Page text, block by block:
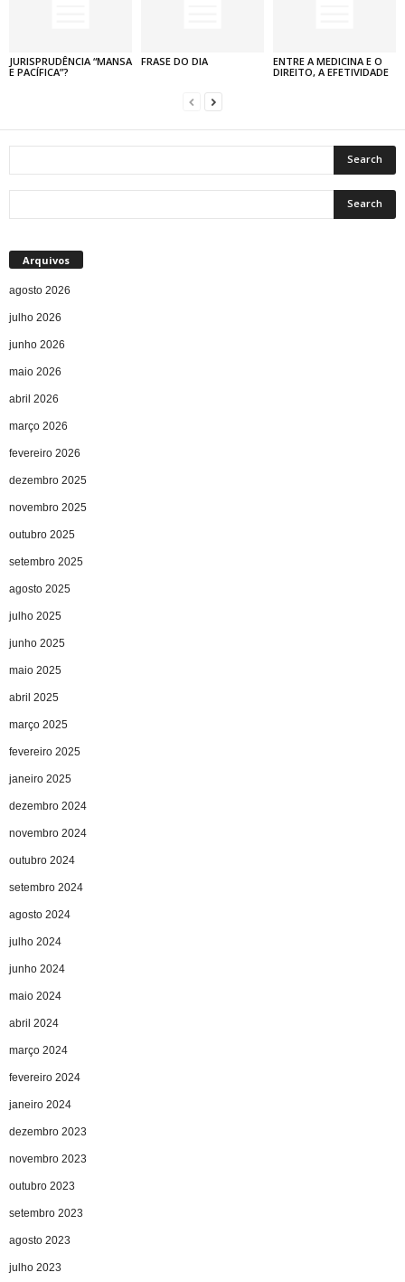
JURISPRUDÊNCIA “MANSA
E PACÍFICA”?
FRASE DO DIA
ENTRE A MEDICINA E O
DIREITO, A EFETIVIDADE
Arquivos
agosto 2026
julho 2026
junho 2026
maio 2026
abril 2026
março 2026
fevereiro 2026
dezembro 2025
novembro 2025
outubro 2025
setembro 2025
agosto 2025
julho 2025
junho 2025
maio 2025
abril 2025
março 2025
fevereiro 2025
janeiro 2025
dezembro 2024
novembro 2024
outubro 2024
setembro 2024
agosto 2024
julho 2024
junho 2024
maio 2024
abril 2024
março 2024
fevereiro 2024
janeiro 2024
dezembro 2023
novembro 2023
outubro 2023
setembro 2023
agosto 2023
julho 2023